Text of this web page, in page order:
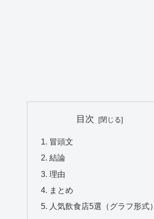
目次
冒頭文
結論
理由
まとめ
人気飲食店5選（グラフ形式）